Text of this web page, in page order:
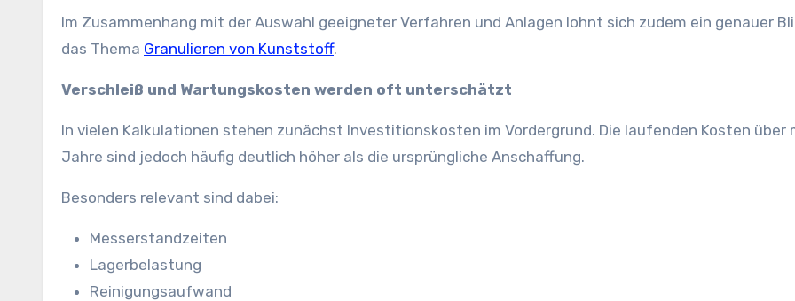
Im Zusammenhang mit der Auswahl geeigneter Verfahren und Anlagen lohnt sich zudem ein genauer
das Thema Granulieren von Kunststoff.
Verschleiß und Wartungskosten werden oft unterschätzt
In vielen Kalkulationen stehen zunächst Investitionskosten im Vordergrund. Die laufenden Kosten über
Jahre sind jedoch häufig deutlich höher als die ursprüngliche Anschaffung.
Besonders relevant sind dabei:
Messerstandzeiten
Lagerbelastung
Reinigungsaufwand